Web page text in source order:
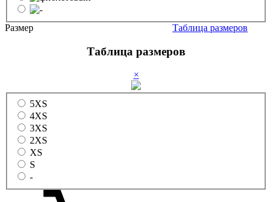
Размер Таблица размеров
Таблица размеров
×
5XS
4XS
3XS
2XS
XS
S
-